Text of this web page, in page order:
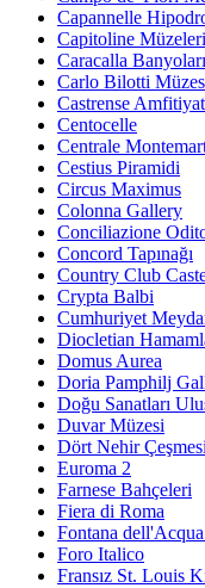
Capannelle
Capitoline Müzeleri
Caracalla Banyoları
Carlo Bilotti
Castrense
Centocelle
Centrale
Cestius Piramidi
Circus Maximus
Colonna Gallery
Conciliazione
Concord Tapınağı
Country Club
Crypta Balbi
Cumhuriyet
Diocletian
Domus Aurea
Doria Pamphilj
Doğu Sanatları
Duvar Müzesi
Dört Nehir Çeşmesi
Euroma 2
Farnese Bahçeleri
Fiera di Roma
Fontana
Foro Italico
Fransız St. Louis